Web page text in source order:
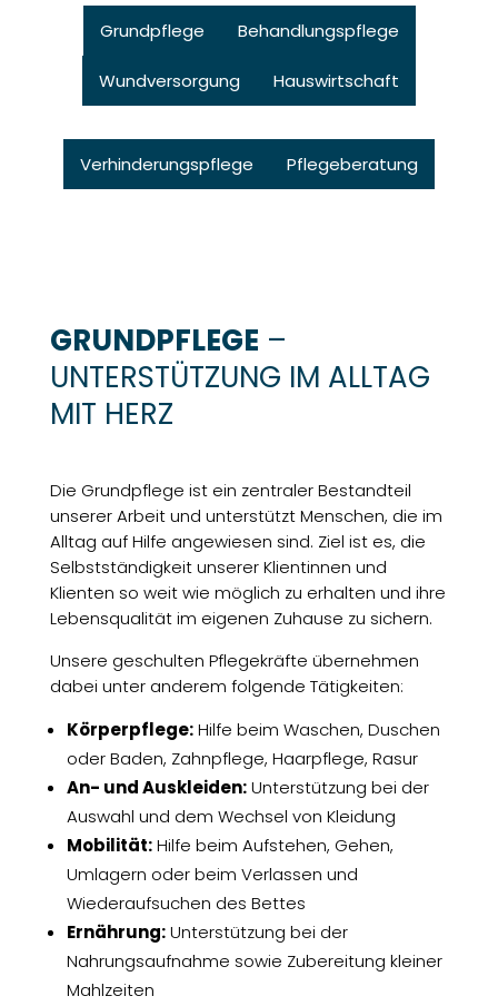
Grundpflege Behandlungspflege
Wundversorgung Hauswirtschaft
Verhinderungspflege Pflegeberatung
GRUNDPFLEGE –
UNTERSTÜTZUNG IM ALLTAG
MIT HERZ
Die Grundpflege ist ein zentraler Bestandteil
unserer Arbeit und unterstützt Menschen, die im
Alltag auf Hilfe angewiesen sind. Ziel ist es, die
Selbstständigkeit unserer Klientinnen und
Klienten so weit wie möglich zu erhalten und ihre
Lebensqualität im eigenen Zuhause zu sichern.
Unsere geschulten Pflegekräfte übernehmen
dabei unter anderem folgende Tätigkeiten:
Körperpflege:Hilfe beim Waschen, Duschen
oder Baden, Zahnpflege, Haarpflege, Rasur
An- und Auskleiden:Unterstützung bei der
Auswahl und dem Wechsel von Kleidung
Mobilität:Hilfe beim Aufstehen, Gehen,
Umlagern oder beim Verlassen und
Wiederaufsuchen des Bettes
Ernährung:Unterstützung bei der
Nahrungsaufnahme sowie Zubereitung kleiner
Mahlzeiten